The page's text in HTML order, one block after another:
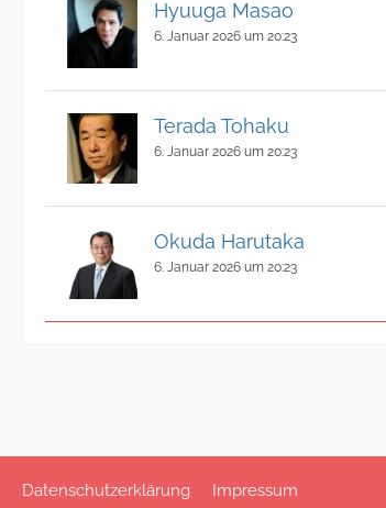
Hyuuga Masao
6. Januar 2026 um 20:23
Terada Tohaku
6. Januar 2026 um 20:23
Okuda Harutaka
6. Januar 2026 um 20:23
Datenschutzerklärung Impressum